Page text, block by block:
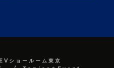
ショールーム東京